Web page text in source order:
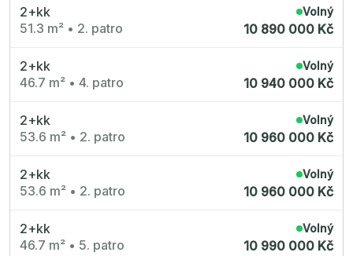
2+kk
51.3 m² • 2. patro
Volný
10 890 000 Kč
2+kk
46.7 m² • 4. patro
Volný
10 940 000 Kč
2+kk
53.6 m² • 2. patro
Volný
10 960 000 Kč
2+kk
53.6 m² • 2. patro
Volný
10 960 000 Kč
2+kk
46.7 m² • 5. patro
Volný
10 990 000 Kč
Nová Písnice
Dueta Kamýk
Nový byt 4+kk - Villa Chuchle
Semerínka
Hagibor Kappa
Nový byt 5+kk - Villa Chuchle
Nový byt 3+kk - VARTA
Bělehradská 29
Slavíkova 6
Střížkovský dvůr
Rezidence Cikorka
Polská 52
PORTTI Kladno II
Linea Pura